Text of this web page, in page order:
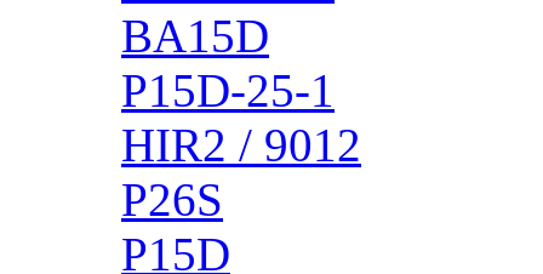
BA15D
P15D-25-1
HIR2 / 9012
P26S
P15D